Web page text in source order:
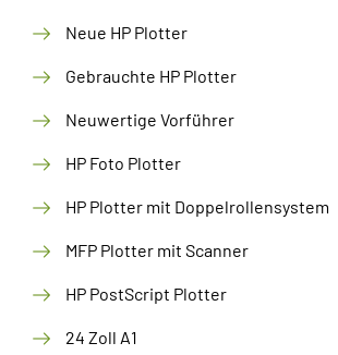
Neue HP Plotter
Gebrauchte HP Plotter
Neuwertige Vorführer
HP Foto Plotter
HP Plotter mit Doppelrollensystem
MFP Plotter mit Scanner
HP PostScript Plotter
24 Zoll A1